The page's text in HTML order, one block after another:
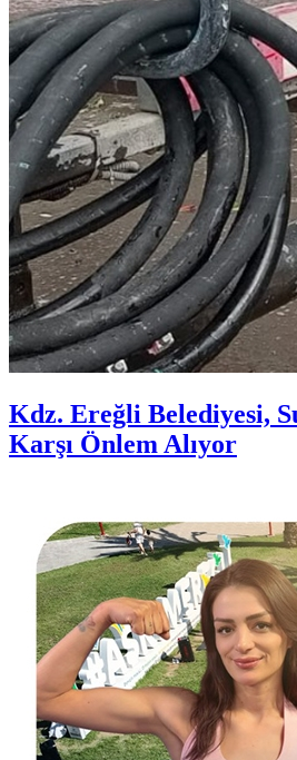
Kdz. Ereğli Belediyesi,
Karşı Önlem Alıyor